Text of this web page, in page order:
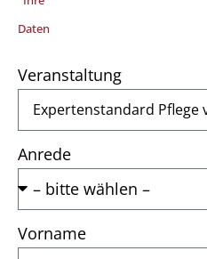
Daten
Veranstaltung
Anrede
Vorname